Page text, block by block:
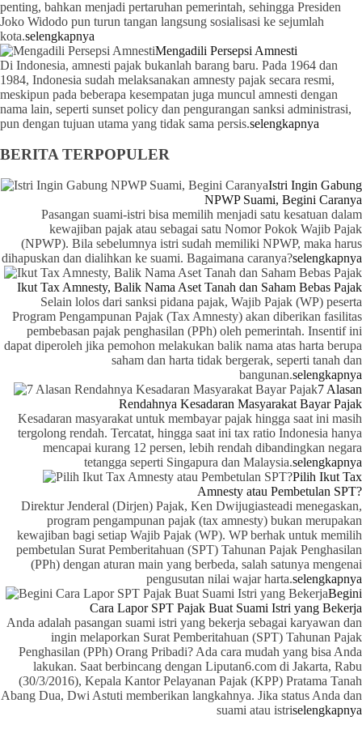
penting, bahkan menjadi pertaruhan pemerintah, sehingga Presiden
Joko Widodo pun turun tangan langsung sosialisasi ke sejumlah
kota.selengkapnya
Mengadili Persepsi Amnesti
Di Indonesia, amnesti pajak bukanlah barang baru. Pada 1964 dan
1984, Indonesia sudah melaksanakan amnesty pajak secara resmi,
meskipun pada beberapa kesempatan juga muncul amnesti dengan
nama lain, seperti sunset policy dan pengurangan sanksi administrasi,
pun dengan tujuan utama yang tidak sama persis.selengkapnya
BERITA TERPOPULER
Istri Ingin Gabung
NPWP Suami, Begini Caranya
Pasangan suami-istri bisa memilih menjadi satu kesatuan dalam
kewajiban pajak atau sebagai satu Nomor Pokok Wajib Pajak
(NPWP). Bila sebelumnya istri sudah memiliki NPWP, maka harus
dihapuskan dan dialihkan ke suami. Bagaimana caranya?selengkapnya
Ikut Tax Amnesty, Balik Nama Aset Tanah dan Saham Bebas Pajak
Selain lolos dari sanksi pidana pajak, Wajib Pajak (WP) peserta
Program Pengampunan Pajak (Tax Amnesty) akan diberikan fasilitas
pembebasan pajak penghasilan (PPh) oleh pemerintah. Insentif ini
dapat diperoleh jika pemohon melakukan balik nama atas harta berupa
saham dan harta tidak bergerak, seperti tanah dan
bangunan.selengkapnya
7 Alasan
Rendahnya Kesadaran Masyarakat Bayar Pajak
Kesadaran masyarakat untuk membayar pajak hingga saat ini masih
tergolong rendah. Tercatat, hingga saat ini tax ratio Indonesia hanya
mencapai kurang 12 persen, lebih rendah dibandingkan negara
tetangga seperti Singapura dan Malaysia.selengkapnya
Pilih Ikut Tax
Amnesty atau Pembetulan SPT?
Direktur Jenderal (Dirjen) Pajak, Ken Dwijugiasteadi menegaskan,
program pengampunan pajak (tax amnesty) bukan merupakan
kewajiban bagi setiap Wajib Pajak (WP). WP berhak untuk memilih
pembetulan Surat Pemberitahuan (SPT) Tahunan Pajak Penghasilan
(PPh) dengan aturan main yang berbeda, salah satunya mengenai
pengusutan nilai wajar harta.selengkapnya
Begini
Cara Lapor SPT Pajak Buat Suami Istri yang Bekerja
Anda adalah pasangan suami istri yang bekerja sebagai karyawan dan
ingin melaporkan Surat Pemberitahuan (SPT) Tahunan Pajak
Penghasilan (PPh) Orang Pribadi? Ada cara mudah yang bisa Anda
lakukan. Saat berbincang dengan Liputan6.com di Jakarta, Rabu
(30/3/2016), Kepala Kantor Pelayanan Pajak (KPP) Pratama Tanah
Abang Dua, Dwi Astuti memberikan langkahnya. Jika status Anda dan
suami atau istriselengkapnya